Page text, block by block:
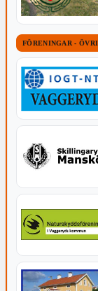
FÖRENINGAR -